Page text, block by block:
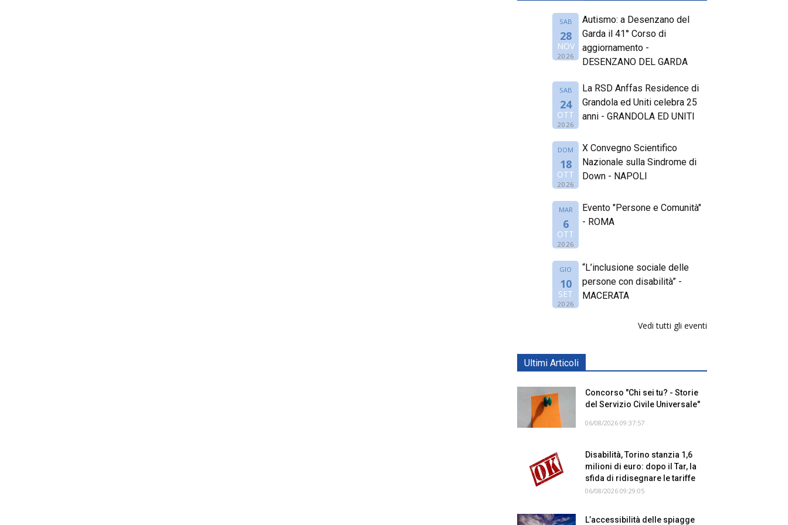
SAB
28
NOV
2026
Autismo: a Desenzano del
Garda il 41° Corso di
aggiornamento -
DESENZANO DEL GARDA
SAB
24
OTT
2026
La RSD Anffas Residence di
Grandola ed Uniti celebra 25
anni - GRANDOLA ED UNITI
DOM
18
OTT
2026
X Convegno Scientifico
Nazionale sulla Sindrome di
Down - NAPOLI
MAR
6
OTT
2026
Evento "Persone e Comunità"
- ROMA
GIO
10
SET
2026
“L’inclusione sociale delle
persone con disabilità” -
MACERATA
Vedi tutti gli eventi
Ultimi Articoli
Concorso "Chi sei tu? - Storie
del Servizio Civile Universale"
06/08/2026 09:37:57
Disabilità, Torino stanzia 1,6
milioni di euro: dopo il Tar, la
sfida di ridisegnare le tariffe
06/08/2026 09:29:05
L’accessibilità delle spiagge